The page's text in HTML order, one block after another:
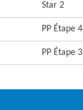
Star 2
PP Étape 4
PP Étape 3